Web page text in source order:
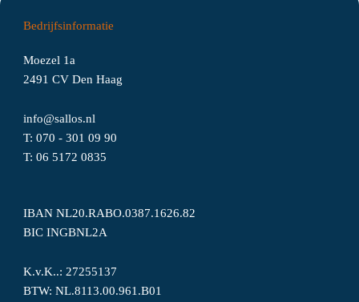
Bedrijfsinformatie
Moezel 1a
2491 CV Den Haag
info@sallos.nl
T:070 - 301 09 90
T:0651720835
IBAN NL20.RABO.0387.1626.82
BIC INGBNL2A
K.v.K..: 27255137
BTW: NL.8113.00.961.B01